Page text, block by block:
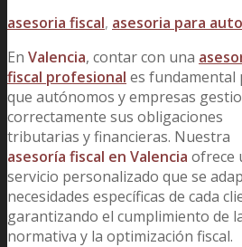
asesoria fiscal, asesoria para
En Valencia, contar con una
fiscal profesional es fundamental
que autónomos y empresas
correctamente sus obligaciones
tributarias y financieras. Nuestra
asesoría fiscal en Valencia ofrece
servicio personalizado que se
necesidades específicas de cada
garantizando el cumplimiento de
normativa y la optimización fiscal.